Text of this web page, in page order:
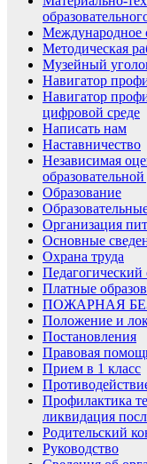
Международное
Методическая
Музейный
Навигатор
Навигатор
цифровой среде
Написать нам
Наставничество
Независимая
Образование
Организация
Основные
Охрана труда
Педагогический
Платные
ПОЖАРНАЯ
Положение и
Постановления
Правовая
Прием в 1 класс
Профилактика
ликвидация
Родительский
Руководство